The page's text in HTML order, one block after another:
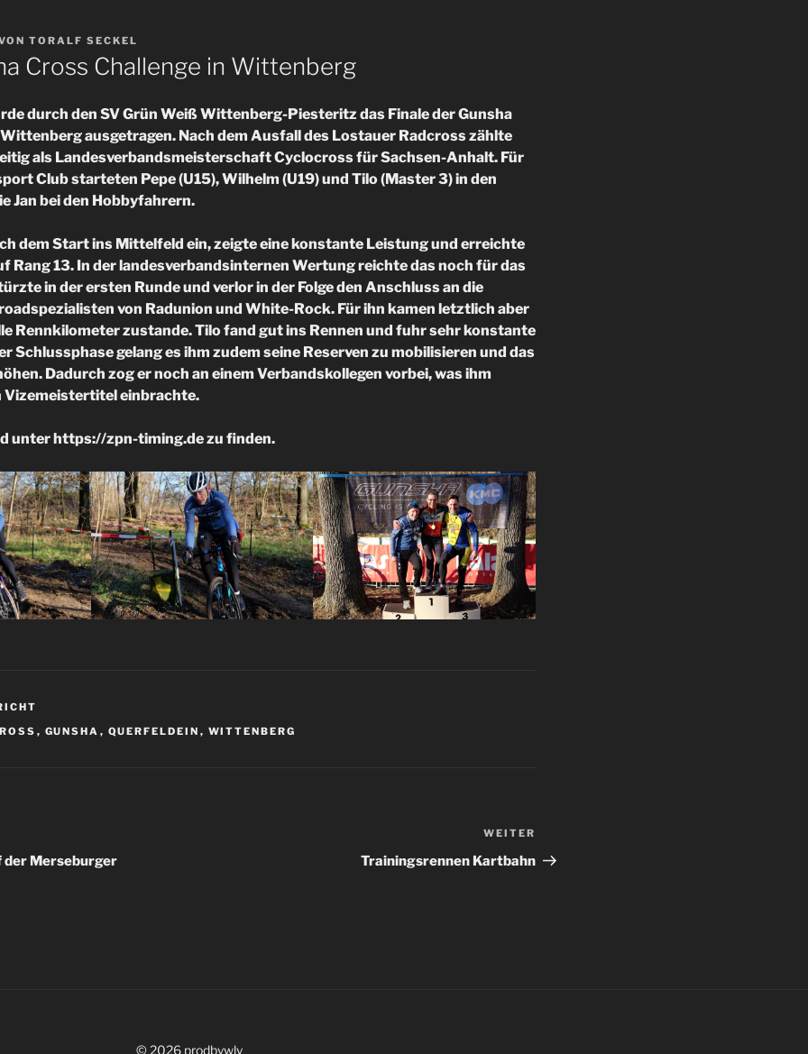
TORALF SECKEL
Cross Challenge in Wittenberg
durch den SV Grün Weiß Wittenberg-Piesteritz das Finale der Gunsha
ausgetragen. Nach dem Ausfall des Lostauer Radcross zählte
als Landesverbandsmeisterschaft Cyclocross für Sachsen-Anhalt. Für
Club starteten Pepe (U15), Wilhelm (U19) und Tilo (Master 3) in den
Jan bei den Hobbyfahrern.
dem Start ins Mittelfeld ein, zeigte eine konstante Leistung und erreichte
Rang 13. In der landesverbandsinternen Wertung reichte das noch für das
in der ersten Runde und verlor in der Folge den Anschluss an die
von Radunion und White-Rock. Für ihn kamen letztlich aber
Rennkilometer zustande. Tilo fand gut ins Rennen und fuhr sehr konstante
Schlussphase gelang es ihm zudem seine Reserven zu mobilisieren und das
Dadurch zog er noch an einem Verbandskollegen vorbei, was ihm
Vizemeistertitel einbrachte.
unter https://zpn-timing.de zu finden.
, GUNSHA , QUERFELDEIN , WITTENBERG
der Merseburger
Beitrag
WEITER
Trainingsrennen Kartbahn
© 2026 prodbywly